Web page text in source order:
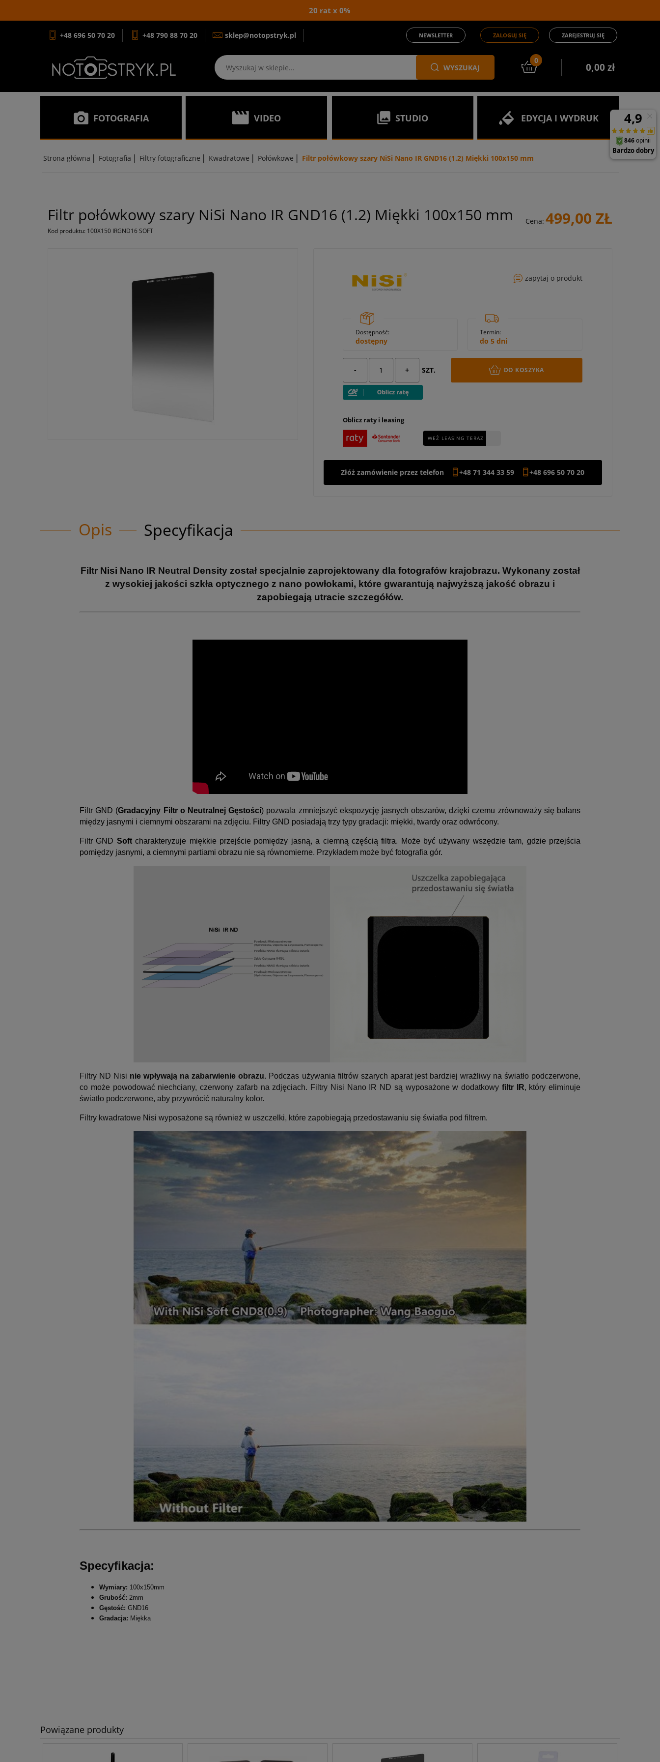
20 rat x 0%
+48 696 50 70 20 +48 790 88 70 20 sklep@notopstryk.pl NEWSLETTER ZALOGUJ SIĘ ZAREJESTRUJ SIĘ
WYSZUKAJ
0
0,00 zł
FOTOGRAFIA VIDEO STUDIO EDYCJA I WYDRUK
Strona główna | Fotografia | Filtry fotograficzne | Kwadratowe | Połówkowe | Filtr połówkowy szary NiSi Nano IR GND16 (1.2) Miękki 100x150 mm
Filtr połówkowy szary NiSi Nano IR GND16 (1.2) Miękki 100x150 mm
Kod produktu: 100X150 IRGND16 SOFT
Cena: 499,00 ZŁ
zapytaj o produkt
Dostępność:
dostępny
Termin:
do 5 dni
- + SZT. DO KOSZYKA
Oblicz raty i leasing
WEŹ LEASING TERAZ
Złóż zamówienie przez telefon +48 71 344 33 59 +48 696 50 70 20
Opis Specyfikacja
Filtr Nisi Nano IR Neutral Density został specjalnie zaprojektowany dla fotografów krajobrazu. Wykonany został
z wysokiej jakości szkła optycznego z nano powłokami, które gwarantują najwyższą jakość obrazu i
zapobiegają utracie szczegółów.
Filtr GND (Gradacyjny Filtr o Neutralnej Gęstości) pozwala zmniejszyć ekspozycję jasnych obszarów, dzięki czemu zrównoważy się balans
między jasnymi i ciemnymi obszarami na zdjęciu. Filtry GND posiadają trzy typy gradacji: miękki, twardy oraz odwrócony.
Filtr GND Softcharakteryzuje miękkie przejście pomiędzy jasną, a ciemną częścią filtra. Może być używany wszędzie tam, gdzie przejścia
pomiędzy jasnymi, a ciemnymi partiami obrazu nie są równomierne. Przykładem może być fotografia gór.
Filtry ND Nisi nie wpływają na zabarwienie obrazu. Podczas używania filtrów szarych aparat jest bardziej wrażliwy na światło podczerwone,
co może powodować niechciany, czerwony zafarb na zdjęciach. Filtry Nisi Nano IR ND są wyposażone w dodatkowy filtr IR, który eliminuje
światło podczerwone, aby przywrócić naturalny kolor.
Filtry kwadratowe Nisi wyposażone są również w uszczelki, które zapobiegają przedostawaniu się światła pod filtrem.
Specyfikacja:
Wymiary: 100x150mm
Grubość: 2mm
Gęstość: GND16
Gradacja: Miękka
Powiązane produkty